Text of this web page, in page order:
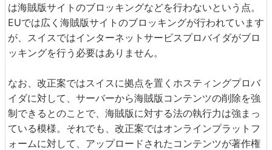
は海賊版サイトのブロッキングなどを行わないという点。
EUでは広く海賊版サイトのブロッキングが行われています
が、スイスではインターネットサービスプロバイダがブロ
ッキングを行う必要はありません。
なお、改正案ではスイスに拠点を置くホスティングプロバ
イダに対して、サーバーから海賊版コンテンツの削除を強
制できるとのことで、海賊版に対する法の執行力は強まっ
ている模様。それでも、改正案ではオンラインプラットフ
ォームに対して、アップロードされたコンテンツが著作権